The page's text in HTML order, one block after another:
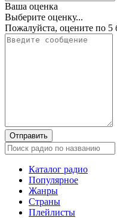
Ваша оценка
Выберите оценку...
Пожалуйста, оцените по 5
Отправить
Каталог радио
Популярное
Жанры
Страны
Плейлисты